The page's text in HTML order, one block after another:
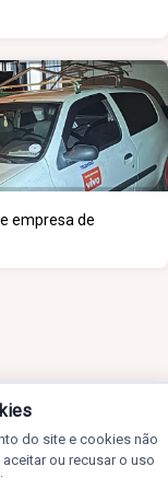
empresa de
do site e cookies não
ou recusar o uso